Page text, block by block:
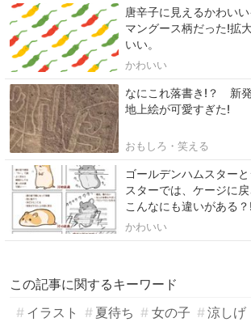
唐辛子に見えるかわい
マングース柄だった!拡
いい。
かわいい
なにこれ落書き!？ 新
地上絵が可愛すぎた!
おもしろ・笑える
ゴールデンハムスター
スターでは、ケージに
こんなにも違いがある？!
かわいい
この記事に関するキーワード
イラスト
夏待ち 女の子 涼しげ